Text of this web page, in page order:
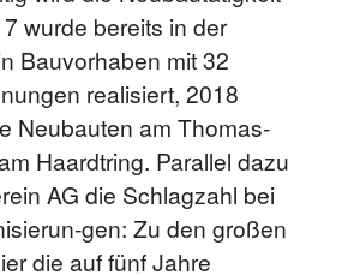
wurde bereits in der
Bauvorhaben mit 32
realisiert, 2018
Neubauten am Thomas-
Haardtring. Parallel dazu
AG die Schlagzahl bei
gen: Zu den großen
die auf fünf Jahre